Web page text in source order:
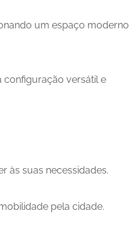
um espaço moderno
configuração versátil e
às suas necessidades.
pela cidade.